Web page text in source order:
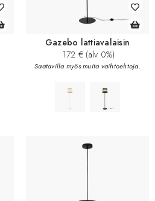
Gazebo lattiavalaisin
172 € (alv 0%)
Saatavilla myös muita vaihtoehtoja.